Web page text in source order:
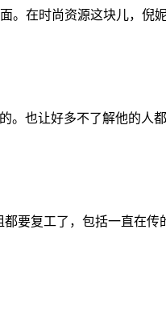
。在时尚资源这块儿，
。也让好多不了解他的
要复工了，包括一直在